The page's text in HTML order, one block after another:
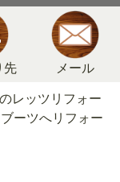
先 メール
レッツリフォー
ーツへリフォー